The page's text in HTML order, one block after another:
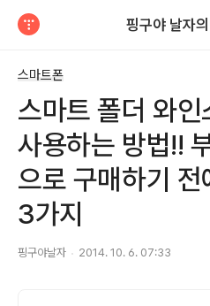
핑구야 날자
스마트폰
스마트 폴더 와인
사용하는 방법!!
으로 구매하기
3가지
핑구야날자 2014. 10. 6. 07:33